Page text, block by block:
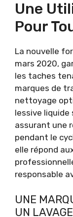
Une
Pour
La nouvelle
mars 2020,
les taches
marques de
nettoyage
lessive liquide
assurant une
pendant le
elle répond
responsable
UNE
UN